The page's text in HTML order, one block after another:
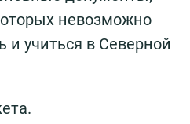
невозможно
и учиться в Северной